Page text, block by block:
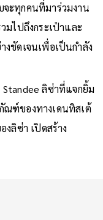
ะทุกคนที่มาร่วมงาน
มไปถึงกระเป๋าและ
งชัดเจนเพื่อเป็นกำลัง
ลิซ่าที่แจกยิ้ม
ณฑ์ของทางเดนทิสเต้
งลิซ่า เปิดสร้าง